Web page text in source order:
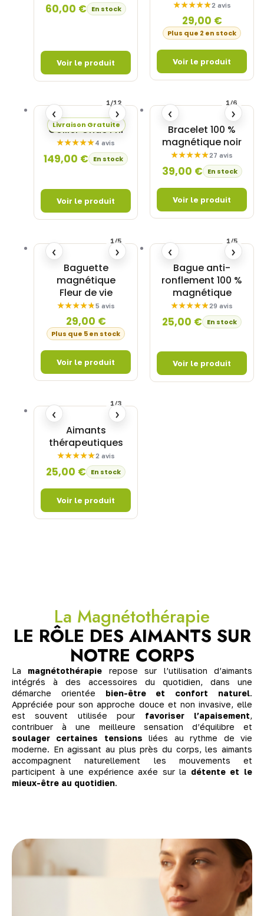
60,00 € En stock 2 avis
29,00 €
Plus que 2 en stock
Collier Onde Phi
4 avis
149,00 € En stock
Livraison Gratuite
‹ ›
1/12
Bracelet 100 %
magnétique noir
27 avis
39,00 € En stock
‹ ›
1/6
Baguette
magnétique
Fleur de vie
5 avis
29,00 €
Plus que 5 en stock
‹ ›
1/5
Bague anti-
ronflement 100 %
magnétique
29 avis
25,00 € En stock
‹ ›
1/5
Aimants
thérapeutiques
2 avis
25,00 € En stock
‹ ›
1/3
La Magnétothérapie
LE RÔLE DES AIMANTS SUR
NOTRE CORPS
La magnétothérapie repose sur l’utilisation d’aimants
intégrés à des accessoires du quotidien, dans une
démarche orientée bien-être et confort naturel.
Appréciée pour son approche douce et non invasive, elle
est souvent utilisée pour favoriser l’apaisement,
contribuer à une meilleure sensation d’équilibre et
soulager certaines tensions liées au rythme de vie
moderne. En agissant au plus près du corps, les aimants
accompagnent naturellement les mouvements et
participent à une expérience axée sur la détente et le
mieux-être au quotidien.